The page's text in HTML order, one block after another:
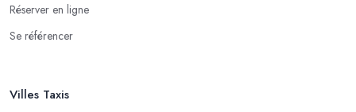
Réserver en ligne
Se référencer
Villes Taxis